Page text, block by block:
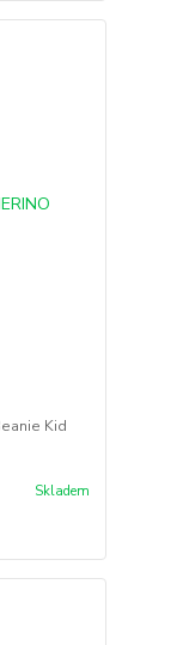
Kid
Skladem